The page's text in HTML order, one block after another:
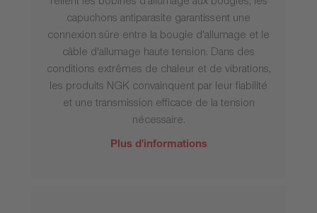
capuchons antiparasite garantissent une
connexion sûre entre la bougie d'allumage et le
câble d'allumage haute tension. Dans des
conditions extrêmes de chaleur et de vibrations,
les produits NGK convainquent par leur fiabilité
et une transmission efficace de la tension
nécessaire.
Plus d'informations